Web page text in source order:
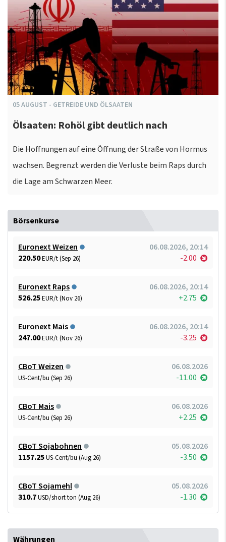
05AUGUST - GETREIDE UND ÖLSAATEN
Ölsaaten: Rohöl gibt deutlich nach
Die Hoffnungen auf eine Öffnung der Straße von Hormus
wachsen. Begrenzt werden die Verluste beim Raps durch
die Lage am Schwarzen Meer.
Börsenkurse
Euronext Weizen
06.08.2026, 20:14
220.50EUR/t (Sep 26) -2.00
Euronext Raps
06.08.2026, 20:14
526.25EUR/t (Nov 26) +2.75
Euronext Mais
06.08.2026, 20:14
247.00EUR/t (Nov 26) -3.25
CBoT Weizen 06.08.2026
US-Cent/bu (Sep 26) -11.00
CBoT Mais 06.08.2026
US-Cent/bu (Sep 26) +2.25
CBoT Sojabohnen
05.08.2026
1157.25US-Cent/bu (Aug 26) -3.50
CBoT Sojamehl
05.08.2026
310.7USD/short ton (Aug 26) -1.30
Währungen